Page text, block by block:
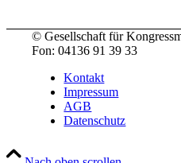
© Gesellschaft für
Fon: 04136 91 39 33
Kontakt
Impressum
AGB
Datenschutz